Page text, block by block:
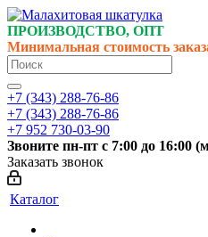
ПРОИЗВОДСТВО, ОПТ
Минимальная стоимость
+7 (343) 288-76-86
+7 (343) 288-76-86
+7 952 730-03-90
Звоните пн-пт с 7:00 до 16:00 (
Заказать звонок
Каталог